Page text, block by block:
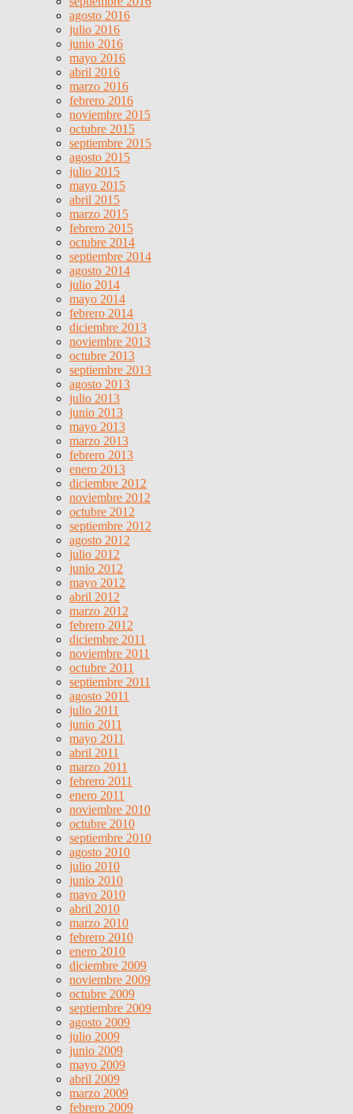
agosto 2016
julio 2016
junio 2016
mayo 2016
abril 2016
marzo 2016
febrero 2016
noviembre 2015
octubre 2015
septiembre 2015
agosto 2015
julio 2015
mayo 2015
abril 2015
marzo 2015
febrero 2015
octubre 2014
septiembre 2014
agosto 2014
julio 2014
mayo 2014
febrero 2014
diciembre 2013
noviembre 2013
octubre 2013
septiembre 2013
agosto 2013
julio 2013
junio 2013
mayo 2013
marzo 2013
febrero 2013
enero 2013
diciembre 2012
noviembre 2012
octubre 2012
septiembre 2012
agosto 2012
julio 2012
junio 2012
mayo 2012
abril 2012
marzo 2012
febrero 2012
diciembre 2011
noviembre 2011
octubre 2011
septiembre 2011
agosto 2011
julio 2011
junio 2011
mayo 2011
abril 2011
marzo 2011
febrero 2011
enero 2011
noviembre 2010
octubre 2010
septiembre 2010
agosto 2010
julio 2010
junio 2010
mayo 2010
abril 2010
marzo 2010
febrero 2010
enero 2010
diciembre 2009
noviembre 2009
octubre 2009
septiembre 2009
agosto 2009
julio 2009
junio 2009
mayo 2009
abril 2009
marzo 2009
febrero 2009